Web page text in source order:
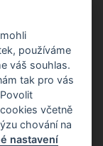
používáme
váš souhlas.
tak pro vás
včetně
chování na
nastavení